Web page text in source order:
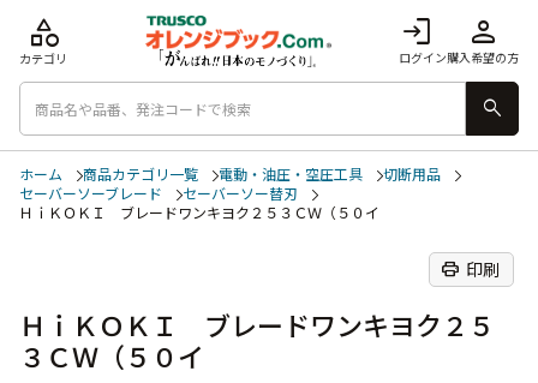
login
ログイン
person
購入希望の方
category
カテゴリ
search
ホーム 商品カテゴリ一覧 電動・油圧・空圧工具
切断用品
セーバーソーブレード
セーバーソー替刃
ＨｉＫＯＫＩ ブレードワンキヨク２５３ＣＷ（５０イ
print 印刷
ＨｉＫＯＫＩ ブレードワンキヨク２５
３ＣＷ（５０イ